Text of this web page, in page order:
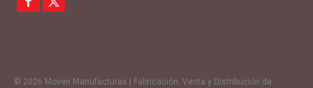
© 2026 Moven Manufacturas | Fabricación, Venta y Distribución de